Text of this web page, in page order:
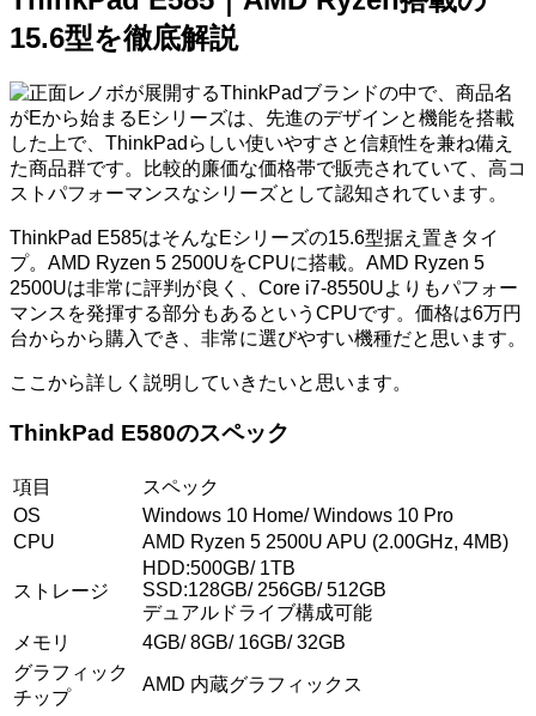
15.6型を徹底解説
レノボが展開するThinkPadブランドの中で、商品名
がEから始まるEシリーズは、先進のデザインと機能を搭載
した上で、ThinkPadらしい使いやすさと信頼性を兼ね備え
た商品群です。比較的廉価な価格帯で販売されていて、高コ
ストパフォーマンスなシリーズとして認知されています。
ThinkPad E585はそんなEシリーズの15.6型据え置きタイ
プ。AMD Ryzen 5 2500UをCPUに搭載。AMD Ryzen 5
2500Uは非常に評判が良く、Core i7-8550Uよりもパフォー
マンスを発揮する部分もあるというCPUです。価格は6万円
台からから購入でき、非常に選びやすい機種だと思います。
ここから詳しく説明していきたいと思います。
ThinkPad E580のスペック
項目
スペック
OS
Windows 10 Home/ Windows 10 Pro
CPU
AMD Ryzen 5 2500U APU (2.00GHz, 4MB)
ストレージ
HDD:500GB/ 1TB
SSD:128GB/ 256GB/ 512GB
デュアルドライブ構成可能
メモリ
4GB/ 8GB/ 16GB/ 32GB
グラフィック
チップ
AMD 内蔵グラフィックス